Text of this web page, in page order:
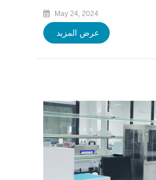
May 24, 2024
عرض المزيد